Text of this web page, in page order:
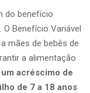
do benefício
Benefício Variável
mães de bebês de
a alimentação
acréscimo de
de 7 a 18 anos